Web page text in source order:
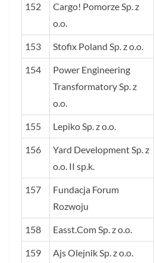
152
Cargo! Pomorze Sp. z
o.o.
153 Stofix Poland Sp. z o.o.
154
Power Engineering
Transformatory Sp. z
o.o.
155 Lepiko Sp. z o.o.
156
Yard Development Sp. z
o.o. II sp.k.
157
Fundacja Forum
Rozwoju
158 Easst.Com Sp. z o.o.
159 Ajs Olejnik Sp. z o.o.